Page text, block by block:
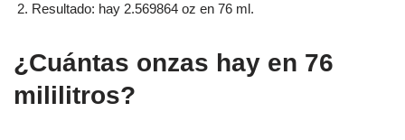
Resultado: hay 2.569864 oz en 76 ml.
¿Cuántas onzas hay en 76
mililitros?